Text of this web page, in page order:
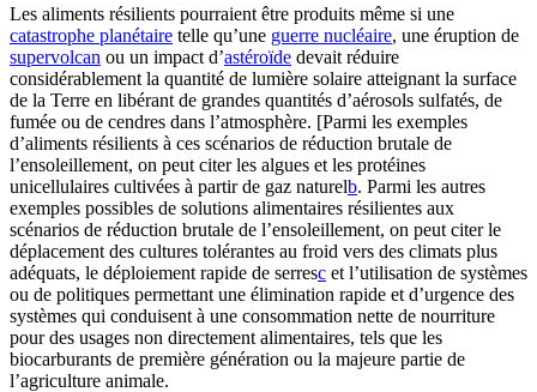
Les aliments résilients pourraient être produits même si une
catastrophe planétaire telle qu’une guerre nucléaire, une éruption de
supervolcan ou un impact d’astéroïde devait réduire
considérablement la quantité de lumière solaire atteignant la surface
de la Terre en libérant de grandes quantités d’aérosols sulfatés, de
fumée ou de cendres dans l’atmosphère. [Parmi les exemples
d’aliments résilients à ces scénarios de réduction brutale de
l’ensoleillement, on peut citer les algues et les protéines
unicellulaires cultivées à partir de gaz naturel⁠b. Parmi les autres
exemples possibles de solutions alimentaires résilientes aux
scénarios de réduction brutale de l’ensoleillement, on peut citer le
déplacement des cultures tolérantes au froid vers des climats plus
adéquats, le déploiement rapide de serres⁠c et l’utilisation de systèmes
ou de politiques permettant une élimination rapide et d’urgence des
systèmes qui conduisent à une consommation nette de nourriture
pour des usages non directement alimentaires, tels que les
biocarburants de première génération ou la majeure partie de
l’agriculture animale.